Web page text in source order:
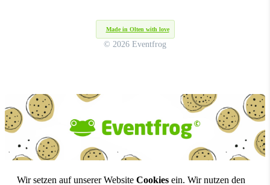
Made in Olten with love
© 2026 Eventfrog
Wir setzen auf unserer Website Cookies ein. Wir nutzen den